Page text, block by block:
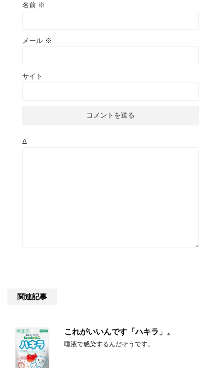
名前 ※
メール ※
サイト
Δ
関連記事
これがいいんです「ハキラ」。
唾液で感染するんだそうです。